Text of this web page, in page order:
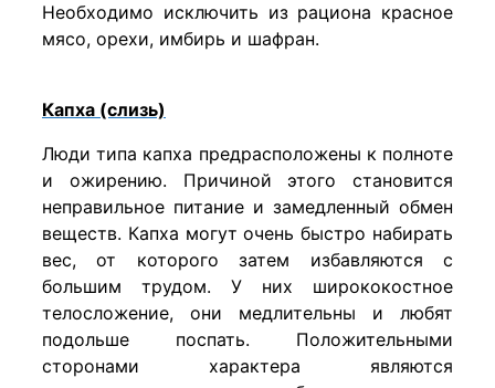
Необходимо исключить из рациона красное
мясо, орехи, имбирь и шафран.
Капха (слизь)
Люди типа капха предрасположены к полноте
и ожирению. Причиной этого становится
неправильное питание и замедленный обмен
веществ. Капха могут очень быстро набирать
вес, от которого затем избавляются с
большим трудом. У них ширококостное
телосложение, они медлительны и любят
подольше поспать. Положительными
сторонами характера являются